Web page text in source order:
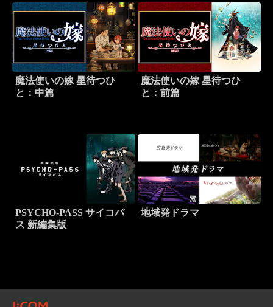
魔法使いの嫁 星待つひ
と：中篇
魔法使いの嫁 星待つひ
と：前篇
PSYCHO-PASS サイコパ
ス 新編集版
地域発ドラマ